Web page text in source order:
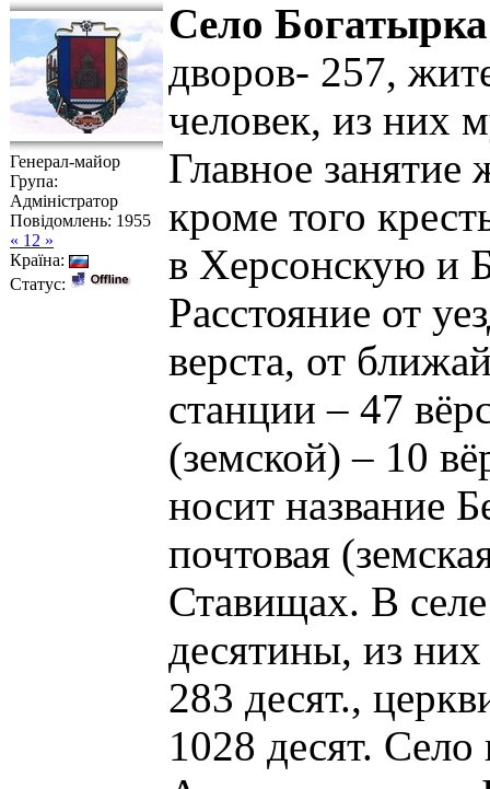
Генерал-майор
Група:
Адміністратор
Повідомлень: 1955
« 12 »
Країна:
Статус:
Село Богатырка
дворов- 257,
человек, из них
Главное
кроме того
в Херсонскую и
Расстояние от
верста, от
станции – 47
(земской) – 10
носит название
почтовая
Ставищах. В
десятины, из
283 десят.,
1028 десят.